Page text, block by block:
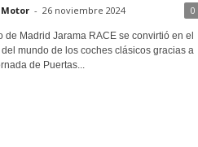
- 26 noviembre 2024 0
de Madrid Jarama RACE se convirtió en el
mundo de los coches clásicos gracias a
de Puertas...